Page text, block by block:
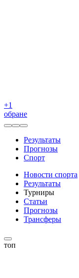
+1
обране
Результаты
Прогнозы
Спорт
Новости спорта
Результаты
Турниры
Статьи
Прогнозы
Трансферы
топ